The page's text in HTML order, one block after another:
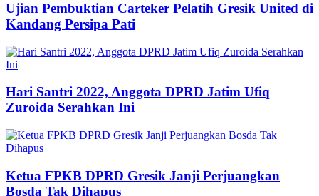
Ujian Pembuktian Carteker Pelatih Gresik United di
Kandang Persipa Pati
Hari Santri 2022, Anggota DPRD Jatim Ufiq
Zuroida Serahkan Ini
Ketua FPKB DPRD Gresik Janji Perjuangkan
Bosda Tak Dihapus